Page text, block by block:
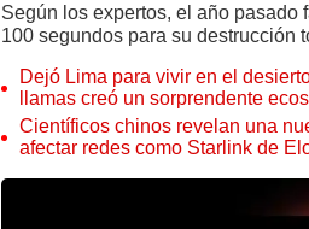
Según los expertos, el año pasado
100 segundos para su destrucción
Dejó Lima para vivir en el
llamas creó un sorprendente
Científicos chinos revelan una
afectar redes como Starlink de